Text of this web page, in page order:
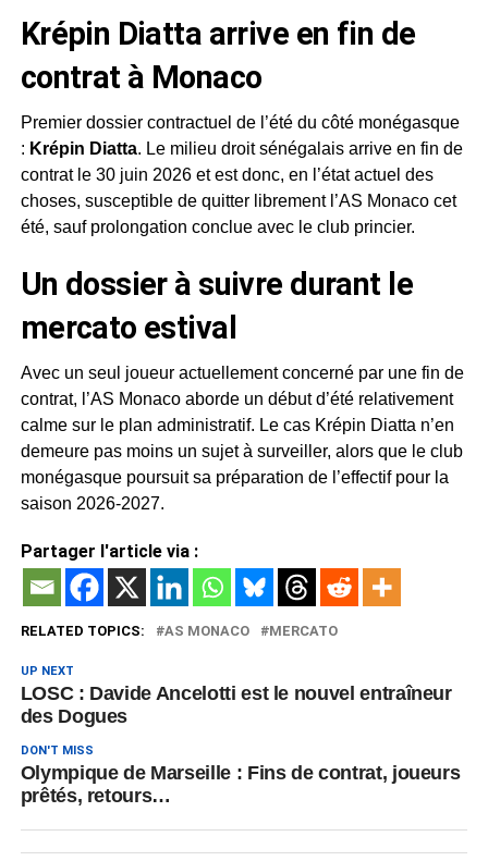
Krépin Diatta arrive en fin de
contrat à Monaco
Premier dossier contractuel de l’été du côté monégasque
: Krépin Diatta. Le milieu droit sénégalais arrive en fin de
contrat le 30 juin 2026 et est donc, en l’état actuel des
choses, susceptible de quitter librement l’AS Monaco cet
été, sauf prolongation conclue avec le club princier.
Un dossier à suivre durant le
mercato estival
Avec un seul joueur actuellement concerné par une fin de
contrat, l’AS Monaco aborde un début d’été relativement
calme sur le plan administratif. Le cas Krépin Diatta n’en
demeure pas moins un sujet à surveiller, alors que le club
monégasque poursuit sa préparation de l’effectif pour la
saison 2026-2027.
Partager l'article via :
RELATED TOPICS: AS MONACO MERCATO
UP NEXT
LOSC : Davide Ancelotti est le nouvel entraîneur
des Dogues
DON'T MISS
Olympique de Marseille : Fins de contrat, joueurs
prêtés, retours…